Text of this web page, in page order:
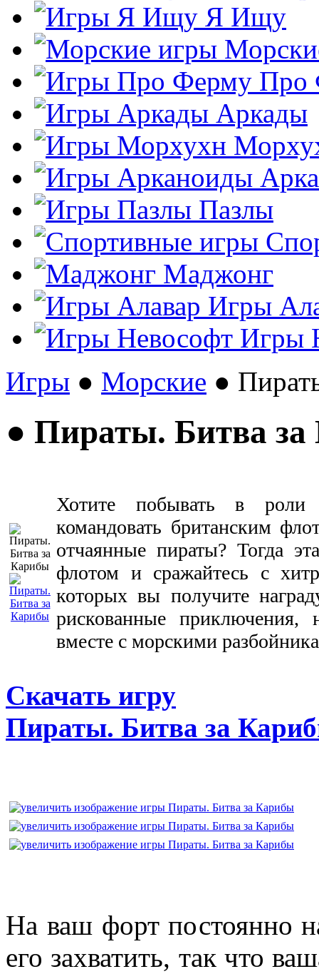
Я Ищу
Про
Аркады
Пазлы
Маджонг
Игры
Игры
Игры ● Морские ●
● Пираты. Битва
Хотите побывать в роли
командовать британским
отчаянные пираты? Тогда
флотом и сражайтесь с
которых вы получите
рискованные приключения,
вместе с морскими
Скачать игру
Пираты. Битва за
На ваш форт постоянно
его захватить, так что